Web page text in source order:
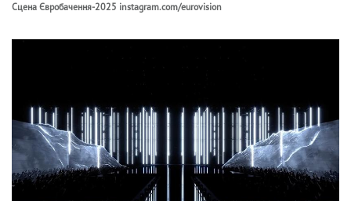
Сцена Євробачення-2025 instagram.com/eurovision